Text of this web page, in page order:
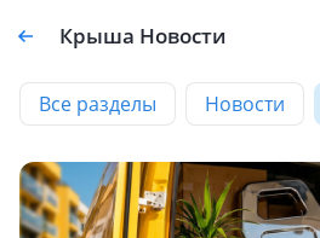
Крыша Новости
Все разделы Новости